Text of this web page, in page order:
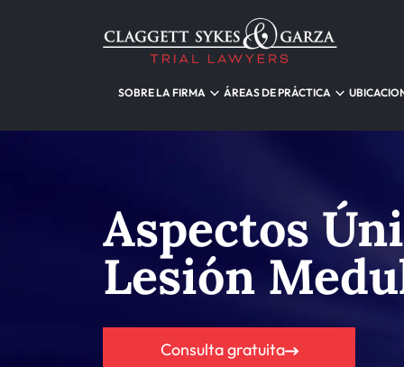
SOBRE LA FIRMA ÁREAS DE PRÁCTICA
Aspectos
Lesión
Consulta gratuita